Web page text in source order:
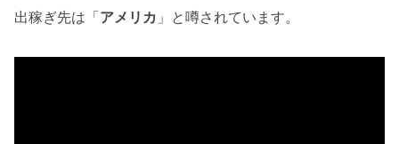
出稼ぎ先は「 アメリカ 」と噂されています。